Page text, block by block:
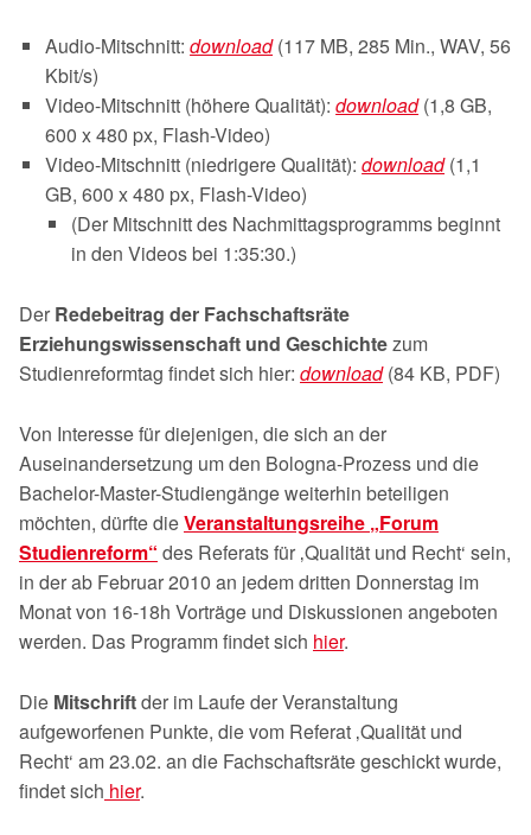
Audio-Mitschnitt:download(117 MB, 285 Min., WAV, 56
Kbit/s)
Video-Mitschnitt (höhere Qualität):download(1,8 GB,
600 x 480 px, Flash-Video)
Video-Mitschnitt (niedrigere Qualität):download(1,1
GB, 600 x 480 px, Flash-Video)
(Der Mitschnitt des Nachmittagsprogramms beginnt
in den Videos bei 1:35:30.)
Der Redebeitrag der Fachschaftsräte
Erziehungswissenschaft und Geschichtezum
Studienreformtag findet sich hier: download(84 KB, PDF)
Von Interesse für diejenigen, die sich an der
Auseinandersetzung um den Bologna-Prozess und die
Bachelor-Master-Studiengänge weiterhin beteiligen
möchten, dürfte dieVeranstaltungsreihe „Forum
Studienreform“ des Referats für ‚Qualität und Recht‘ sein,
in der ab Februar 2010 an jedem dritten Donnerstag im
Monat von 16-18h Vorträge und Diskussionen angeboten
werden. Das Programm findet sich hier.
Die Mitschriftder im Laufe der Veranstaltung
aufgeworfenen Punkte, die vom Referat ‚Qualität und
Recht‘ am 23.02. an die Fachschaftsräte geschickt wurde,
findet sich hier.